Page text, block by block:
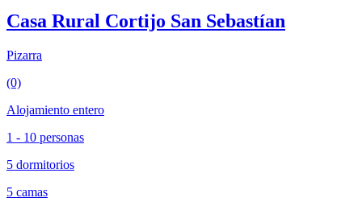
Casa Rural Cortijo San Sebastían
Pizarra
(0)
Alojamiento entero
1 - 10 personas
5 dormitorios
5 camas